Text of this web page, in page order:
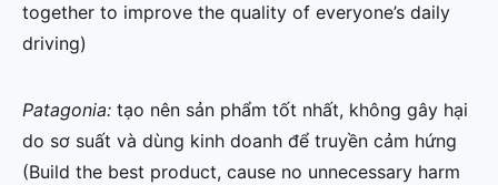
together to improve the quality of everyone’s daily
driving)
Patagonia: tạo nên sản phẩm tốt nhất, không gây hại
do sơ suất và dùng kinh doanh để truyền cảm hứng
(Build the best product, cause no unnecessary harm